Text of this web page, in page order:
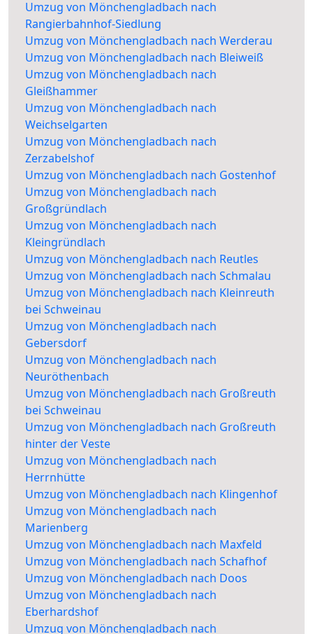
Umzug von Mönchengladbach nach
Rangierbahnhof-Siedlung
Umzug von Mönchengladbach nach Werderau
Umzug von Mönchengladbach nach Bleiweiß
Umzug von Mönchengladbach nach
Gleißhammer
Umzug von Mönchengladbach nach
Weichselgarten
Umzug von Mönchengladbach nach
Zerzabelshof
Umzug von Mönchengladbach nach Gostenhof
Umzug von Mönchengladbach nach
Großgründlach
Umzug von Mönchengladbach nach
Kleingründlach
Umzug von Mönchengladbach nach Reutles
Umzug von Mönchengladbach nach Schmalau
Umzug von Mönchengladbach nach Kleinreuth
bei Schweinau
Umzug von Mönchengladbach nach
Gebersdorf
Umzug von Mönchengladbach nach
Neuröthenbach
Umzug von Mönchengladbach nach Großreuth
bei Schweinau
Umzug von Mönchengladbach nach Großreuth
hinter der Veste
Umzug von Mönchengladbach nach
Herrnhütte
Umzug von Mönchengladbach nach Klingenhof
Umzug von Mönchengladbach nach
Marienberg
Umzug von Mönchengladbach nach Maxfeld
Umzug von Mönchengladbach nach Schafhof
Umzug von Mönchengladbach nach Doos
Umzug von Mönchengladbach nach
Eberhardshof
Umzug von Mönchengladbach nach